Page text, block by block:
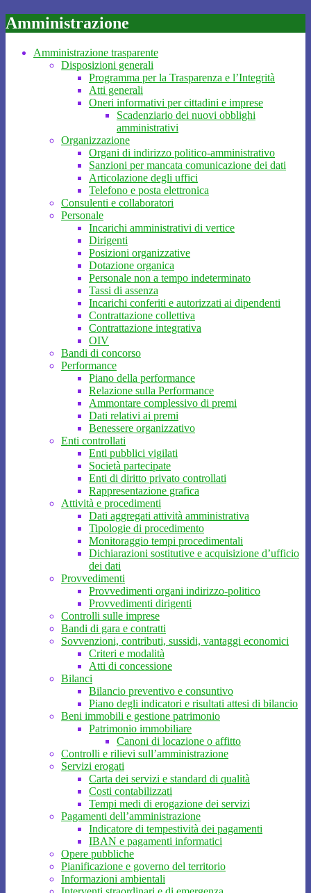
Amministrazione
Amministrazione trasparente
Disposizioni generali
Programma per la Trasparenza e l’Integrità
Atti generali
Oneri informativi per cittadini e imprese
Scadenziario dei nuovi obblighi
amministrativi
Organizzazione
Organi di indirizzo politico-amministrativo
Sanzioni per mancata comunicazione dei dati
Articolazione degli uffici
Telefono e posta elettronica
Consulenti e collaboratori
Personale
Incarichi amministrativi di vertice
Dirigenti
Posizioni organizzative
Dotazione organica
Personale non a tempo indeterminato
Tassi di assenza
Incarichi conferiti e autorizzati ai dipendenti
Contrattazione collettiva
Contrattazione integrativa
OIV
Bandi di concorso
Performance
Piano della performance
Relazione sulla Performance
Ammontare complessivo di premi
Dati relativi ai premi
Benessere organizzativo
Enti controllati
Enti pubblici vigilati
Società partecipate
Enti di diritto privato controllati
Rappresentazione grafica
Attività e procedimenti
Dati aggregati attività amministrativa
Tipologie di procedimento
Monitoraggio tempi procedimentali
Dichiarazioni sostitutive e acquisizione d’ufficio
dei dati
Provvedimenti
Provvedimenti organi indirizzo-politico
Provvedimenti dirigenti
Controlli sulle imprese
Bandi di gara e contratti
Sovvenzioni, contributi, sussidi, vantaggi economici
Criteri e modalità
Atti di concessione
Bilanci
Bilancio preventivo e consuntivo
Piano degli indicatori e risultati attesi di bilancio
Beni immobili e gestione patrimonio
Patrimonio immobiliare
Canoni di locazione o affitto
Controlli e rilievi sull’amministrazione
Servizi erogati
Carta dei servizi e standard di qualità
Costi contabilizzati
Tempi medi di erogazione dei servizi
Pagamenti dell’amministrazione
Indicatore di tempestività dei pagamenti
IBAN e pagamenti informatici
Opere pubbliche
Pianificazione e governo del territorio
Informazioni ambientali